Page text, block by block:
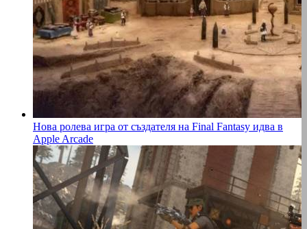
Нова ролева игра от създателя на Final Fantasy идва в
Apple Arcade